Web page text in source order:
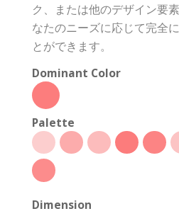
ク、または他のデザイン要
なたのニーズに応じて完全
とができます。
Dominant Color
Palette
Dimension